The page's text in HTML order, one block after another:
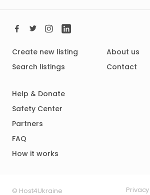
Create new listing
Search listings
About us
Contact
Help & Donate
Safety Center
Partners
FAQ
How it works
© Host4Ukraine Privacy